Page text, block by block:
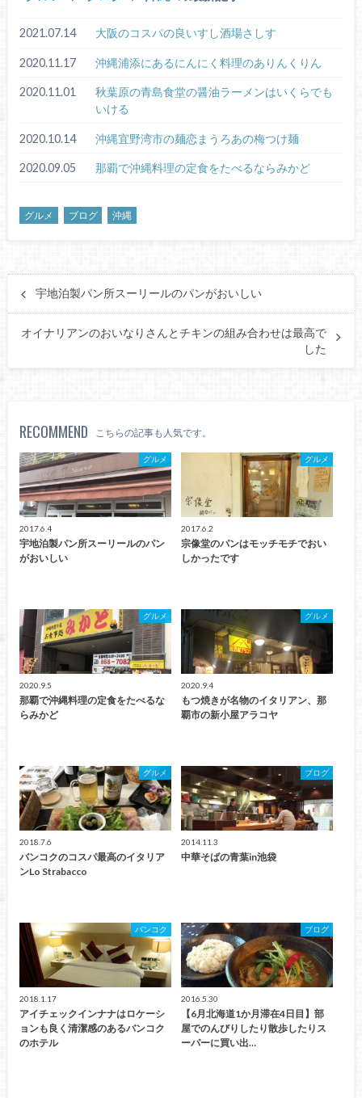
2021.07.14 大阪のコスパの良いすし酒場さしす
2020.11.17 沖縄浦添にあるにんにく料理のありんくりん
2020.11.01
秋葉原の青島食堂の醤油ラーメンはいくらでも
いける
2020.10.14 沖縄宜野湾市の麺恋まうろあの梅つけ麺
2020.09.05 那覇で沖縄料理の定食をたべるならみかど
グルメ ブログ 沖縄
宇地泊製パン所スーリールのパンがおいしい
オイナリアンのおいなりさんとチキンの組み合わせは最高で
した
RECOMMEND こちらの記事も人気です。
グルメ
2017.6.4
宇地泊製パン所スーリールのパン
がおいしい
グルメ
2017.6.2
宗像堂のパンはモッチモチでおい
しかったです
グルメ
2020.9.5
那覇で沖縄料理の定食をたべるな
らみかど
グルメ
2020.9.4
もつ焼きが名物のイタリアン、那
覇市の新小屋アラコヤ
グルメ
2018.7.6
バンコクのコスパ最高のイタリア
ンLo Strabacco
ブログ
2014.11.3
中華そばの青葉in池袋
バンコク
2018.1.17
アイチェックインナナはロケーシ
ョンも良く清潔感のあるバンコク
のホテル
ブログ
2016.5.30
【6月北海道1か月滞在4日目】部
屋でのんびりしたり散歩したりス
ーパーに買い出…